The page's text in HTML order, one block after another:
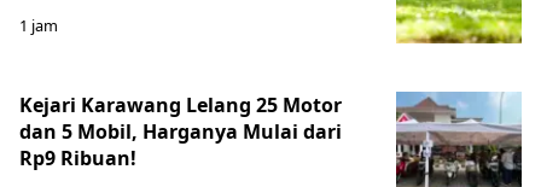
1 jam
Kejari Karawang Lelang 25 Motor
dan 5 Mobil, Harganya Mulai dari
Rp9 Ribuan!